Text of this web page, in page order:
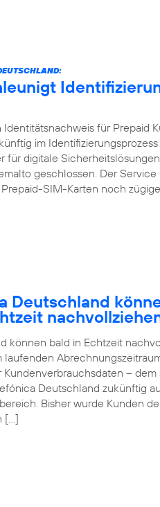
für Prepaid
im
für digitale
geschlossen. Der
SIM-Karten noch
Deutschland
können bald in Echtzeit
–
Deutschland zukünftig
Bisher wurde Kunden
[…]